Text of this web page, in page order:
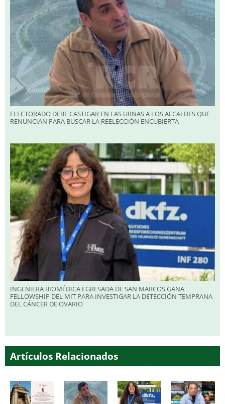
ELECTORADO DEBE CASTIGAR EN LAS URNAS A LOS ALCALDES QUE
RENUNCIAN PARA BUSCAR LA REELECCIÓN ENCUBIERTA
INGENIERA BIOMÉDICA EGRESADA DE SAN MARCOS GANA
FELLOWSHIP DEL MIT PARA INVESTIGAR LA DETECCIÓN TEMPRANA
DEL CÁNCER DE OVARIO
Artículos Relacionados